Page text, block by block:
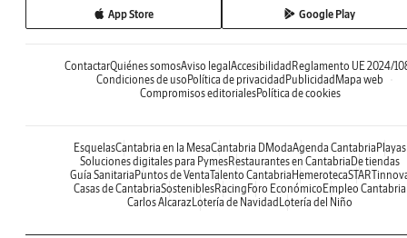
App Store Google Play
ContactarQuiénes somosAviso legal Accesibilidad Reglamento UE 2024/
Condiciones de uso Política de privacidad Publicidad Mapa web
Compromisos editorialesPolítica de cookies
EsquelasCantabria en la MesaCantabria DModaAgenda Cantabria Playas
Soluciones digitales para PymesRestaurantes en Cantabria De tiendas
Guía Sanitaria Puntos de VentaTalento Cantabria Hemeroteca
Casas de CantabriaSosteniblesRacing Foro Económico Empleo Cantabria
Carlos AlcarazLotería de Navidad Lotería del Niño